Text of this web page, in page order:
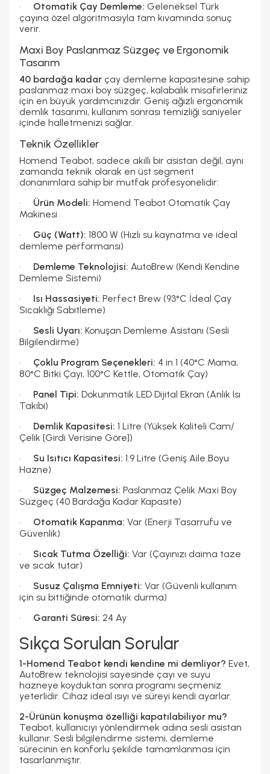
· Otomatik Çay Demleme: Geleneksel Türk
çayına özel algoritmasıyla tam kıvamında sonuç
verir.
Maxi Boy Paslanmaz Süzgeç ve Ergonomik
Tasarım
40 bardağa kadar çay demleme kapasitesine sahip
paslanmaz maxi boy süzgeç, kalabalık misafirleriniz
için en büyük yardımcınızdır. Geniş ağızlı ergonomik
demlik tasarımı, kullanım sonrası temizliği saniyeler
içinde halletmenizi sağlar.
Teknik Özellikler
Homend Teabot, sadece akıllı bir asistan değil, aynı
zamanda teknik olarak en üst segment
donanımlara sahip bir mutfak profesyonelidir:
· Ürün Modeli: Homend Teabot Otomatik Çay
Makinesi
· Güç (Watt): 1800 W (Hızlı su kaynatma ve ideal
demleme performansı)
· Demleme Teknolojisi: AutoBrew (Kendi Kendine
Demleme Sistemi)
· Isı Hassasiyeti: Perfect Brew (93°C İdeal Çay
Sıcaklığı Sabitleme)
· Sesli Uyarı: Konuşan Demleme Asistanı (Sesli
Bilgilendirme)
· Çoklu Program Seçenekleri: 4 in 1 (40°C Mama,
80°C Bitki Çayı, 100°C Kettle, Otomatik Çay)
· Panel Tipi: Dokunmatik LED Dijital Ekran (Anlık Isı
Takibi)
· Demlik Kapasitesi: 1 Litre (Yüksek Kaliteli Cam/
Çelik [Girdi Verisine Göre])
· Su Isıtıcı Kapasitesi: 1.9 Litre (Geniş Aile Boyu
Hazne)
· Süzgeç Malzemesi: Paslanmaz Çelik Maxi Boy
Süzgeç (40 Bardağa Kadar Kapasite)
· Otomatik Kapanma: Var (Enerji Tasarrufu ve
Güvenlik)
· Sıcak Tutma Özelliği: Var (Çayınızı daima taze
ve sıcak tutar)
· Susuz Çalışma Emniyeti: Var (Güvenli kullanım
için su bittiğinde otomatik durma)
· Garanti Süresi: 24 Ay
Sıkça Sorulan Sorular
1-Homend Teabot kendi kendine mi demliyor? Evet,
AutoBrew teknolojisi sayesinde çayı ve suyu
hazneye koyduktan sonra programı seçmeniz
yeterlidir. Cihaz ideal ısıyı ve süreyi kendi ayarlar.
2-Ürünün konuşma özelliği kapatılabiliyor mu?
Teabot, kullanıcıyı yönlendirmek adına sesli asistan
kullanır. Sesli bilgilendirme sistemi, demleme
sürecinin en konforlu şekilde tamamlanması için
tasarlanmıştır.